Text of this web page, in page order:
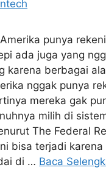
punya
ada juga yang
karena berbagai
nggak punya
mereka gak
milih di
The Federal
bisa terjadi karena
di … Baca